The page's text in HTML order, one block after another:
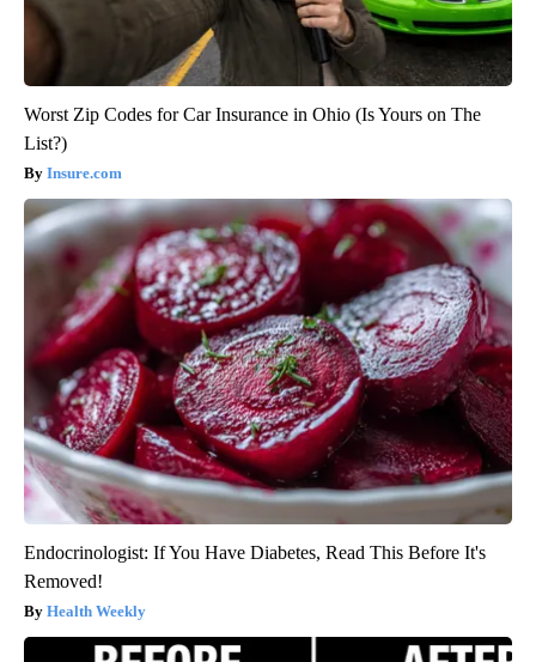
Worst Zip Codes for Car Insurance in Ohio (Is Yours on The
List?)
Insure.com
Endocrinologist: If You Have Diabetes, Read This Before It's
Removed!
Health Weekly